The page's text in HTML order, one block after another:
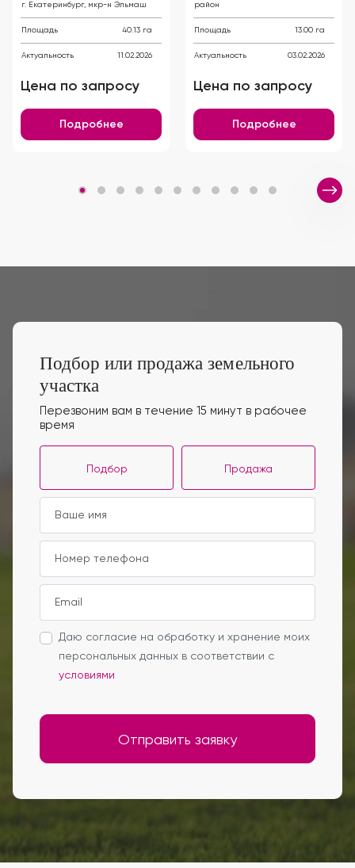
г. Екатеринбург, мкр-н Эльмаш
Площадь 40.13 га
Актуальность 11.02.2026
Цена по запросу
Подробнее
район
Площадь 13.00 га
Актуальность 03.02.2026
Цена по запросу
Подробнее
Подбор или продажа земельного
участка
Перезвоним вам в течение 15 минут в рабочее
время
Подбор Продажа
Даю согласие на обработку и хранение моих
персональных данных в соответствии с
условиями
Отправить заявку